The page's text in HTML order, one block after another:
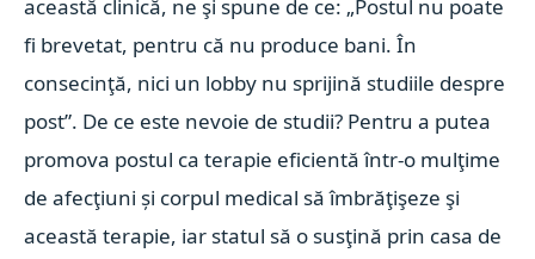
această clinică, ne şi spune de ce: „Postul nu poate
fi brevetat, pentru că nu produce bani. În
consecinţă, nici un lobby nu sprijină studiile despre
post”. De ce este nevoie de studii? Pentru a putea
promova postul ca terapie eficientă într-o mulţime
de afecţiuni și corpul medical să îmbrăţişeze şi
această terapie, iar statul să o susţină prin casa de